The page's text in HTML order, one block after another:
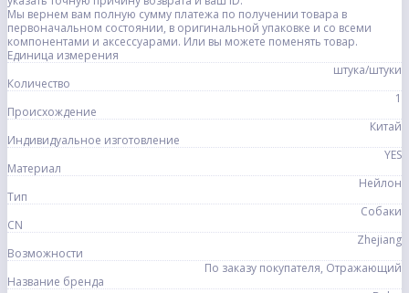
Мы вернем вам полную сумму платежа по получении товара в
первоначальном состоянии, в оригинальной упаковке и со всеми
компонентами и аксессуарами. Или вы можете поменять товар.
Единица измерения
штука/штуки
Количество
1
Происхождение
Китай
Индивидуальное изготовление
YES
Материал
Нейлон
Тип
Собаки
CN
Zhejiang
Возможности
По заказу покупателя, Отражающий
Название бренда